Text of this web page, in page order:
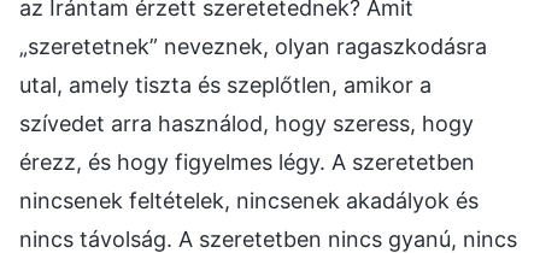
az Irántam érzett szeretetednek? Amit
„szeretetnek” neveznek, olyan ragaszkodásra
utal, amely tiszta és szeplőtlen, amikor a
szívedet arra használod, hogy szeress, hogy
érezz, és hogy figyelmes légy. A szeretetben
nincsenek feltételek, nincsenek akadályok és
nincs távolság. A szeretetben nincs gyanú, nincs